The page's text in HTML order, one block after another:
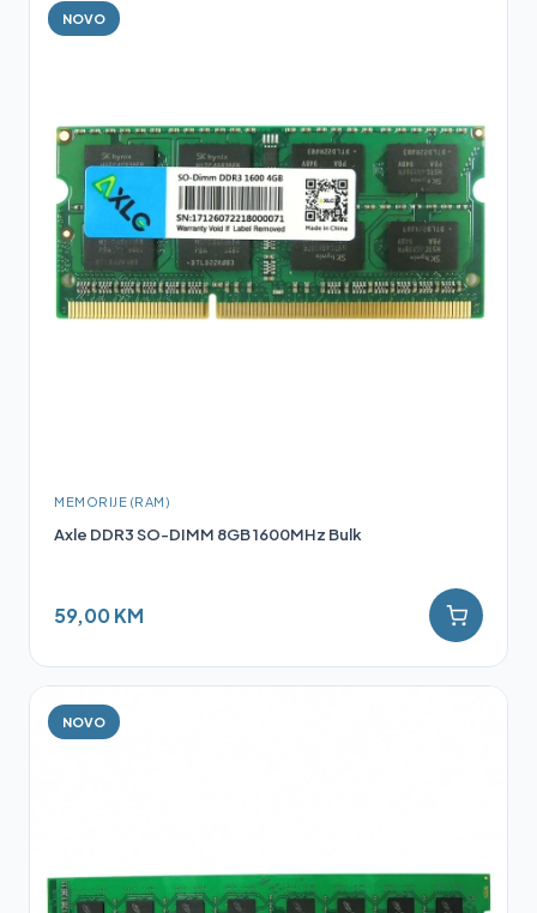
NOVO
MEMORIJE (RAM)
Axle DDR3 SO-DIMM 8GB 1600MHz Bulk
59,00 KM
NOVO